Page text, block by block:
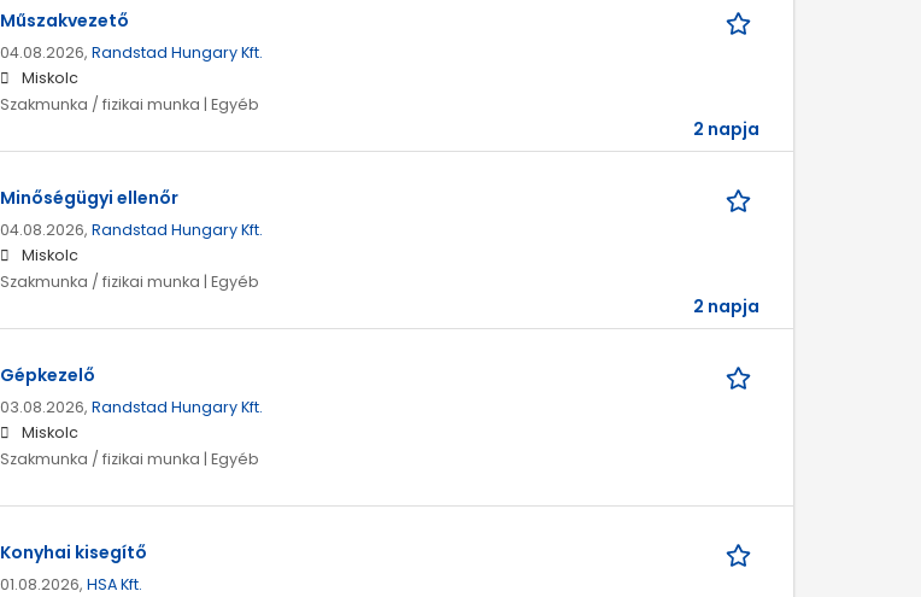
Műszakvezető
04.08.2026, Randstad Hungary Kft.
Miskolc
Szakmunka / fizikai munka | Egyéb
2 napja
Minőségügyi ellenőr
04.08.2026, Randstad Hungary Kft.
Miskolc
Szakmunka / fizikai munka | Egyéb
2 napja
Gépkezelő
03.08.2026, Randstad Hungary Kft.
Miskolc
Szakmunka / fizikai munka | Egyéb
Konyhai kisegítő
01.08.2026, HSA Kft.